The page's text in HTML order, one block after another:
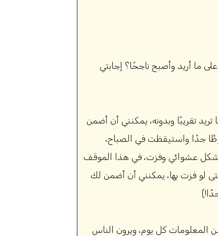
ما أريد وأصبح ناجحًا؟ إجابتي
تقريبًا وبدونه، يمكنني أن أضمن
جدًا واستيقظت في الصباح،
عشوائي وفزت، في هذا الموقف
لو فزت بها، يمكنني أن أضمن لك
الناس للكثير من المعلومات كل يوم، ويرون الناس